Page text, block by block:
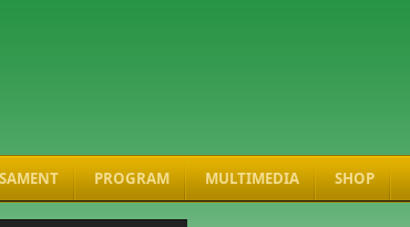
PROGRAM MULTIMEDIA SHOP